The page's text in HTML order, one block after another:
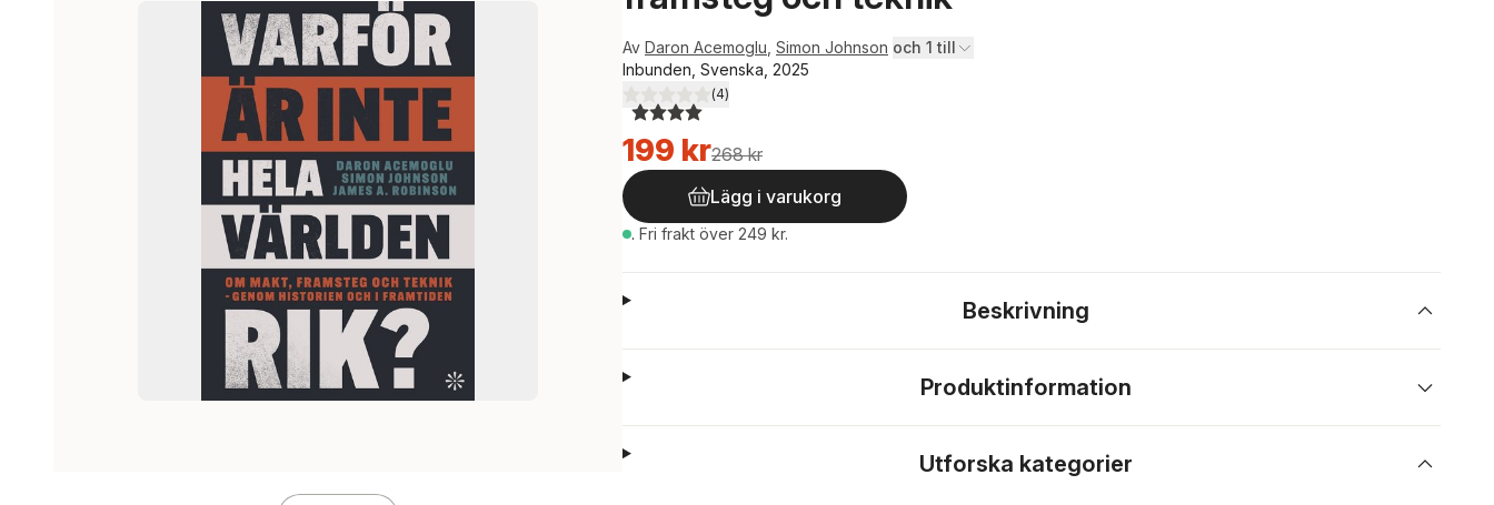
Av Daron Acemoglu Simon Johnson och 1 till
Inbunden, Svenska, 2025
4,0utav 5 stjärnor. Totalt antal röster:
(4)
199 kr268 kr
Lägg i varukorg
. Fri frakt över 249 kr.
Beskrivning
Produktinformation
Utforska kategorier